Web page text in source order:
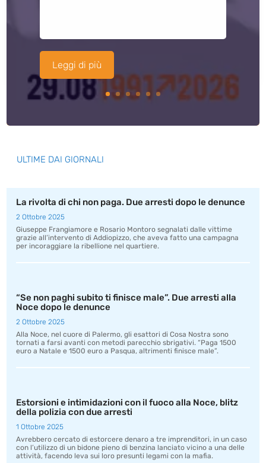
Leggi di più
ULTIME DAI GIORNALI
La rivolta di chi non paga. Due arresti dopo le denunce
2 Ottobre 2025
Giuseppe Frangiamore e Rosario Montoro segnalati dalle vittime
grazie all’intervento di Addiopizzo, che aveva fatto una campagna
per incoraggiare la ribellione nel quartiere.
“Se non paghi subito ti finisce male”. Due arresti alla
Noce dopo le denunce
2 Ottobre 2025
Alla Noce, nel cuore di Palermo, gli esattori di Cosa Nostra sono
tornati a farsi avanti con metodi parecchio sbrigativi. “Paga 1500
euro a Natale e 1500 euro a Pasqua, altrimenti finisce male”.
Estorsioni e intimidazioni con il fuoco alla Noce, blitz
della polizia con due arresti
1 Ottobre 2025
Avrebbero cercato di estorcere denaro a tre imprenditori, in un caso
con l’utilizzo di un bidone pieno di benzina lanciato vicino a una delle
attività, facendo leva sui loro presunti legami con la mafia.